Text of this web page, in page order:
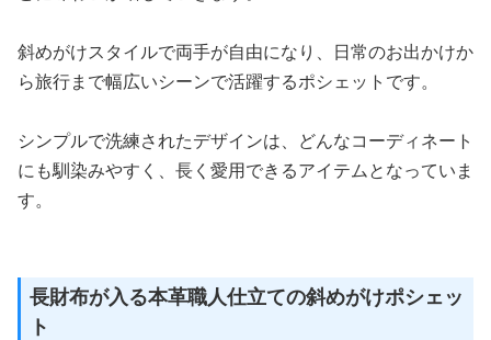
斜めがけスタイルで両手が自由になり、日常のお出かけか
ら旅行まで幅広いシーンで活躍するポシェットです。
シンプルで洗練されたデザインは、どんなコーディネート
にも馴染みやすく、長く愛用できるアイテムとなっていま
す。
長財布が入る本革職人仕立ての斜めがけポシェッ
ト